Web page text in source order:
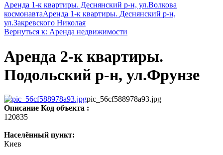
Аренда 1-к квартиры. Деснянский р-н, ул.Волкова
космонавтаАренда 1-к квартиры. Деснянский р-н,
ул.Закревского Николая
Вернуться к: Аренда недвижимости
Аренда 2-к квартиры.
Подольский р-н, ул.Фрунзе
pic_56cf588978a93.jpg
Описание Код объекта :
120835
Населённый пункт:
Киев